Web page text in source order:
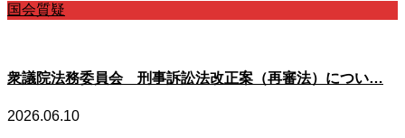
国会質疑
衆議院法務委員会 刑事訴訟法改正案（再審法）につい…
2026.06.10